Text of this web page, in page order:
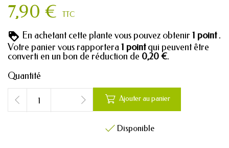
7,90 € TTC
En achetant cette plante vous pouvez obtenir 1 point .
Votre panier vous rapportera 1 pointqui peuvent être
converti en un bon de réduction de 0,20 €.
Quantité
 Ajouter au panier
 Disponible